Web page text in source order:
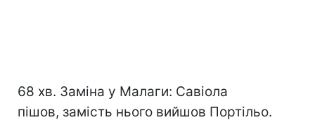
68 хв. Заміна у Малаги: Савіола
пішов, замість нього вийшов Портільо.